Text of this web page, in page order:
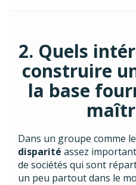
2. Quels
construire
la base
Dans un groupe comme
disparité assez
de sociétés qui sont
un peu partout dans le